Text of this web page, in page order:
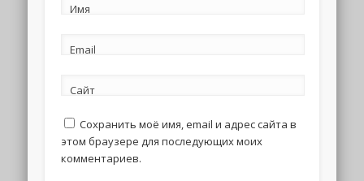
Имя
Email
Сайт
Сохранить моё имя, email и адрес сайта в
этом браузере для последующих моих
комментариев.